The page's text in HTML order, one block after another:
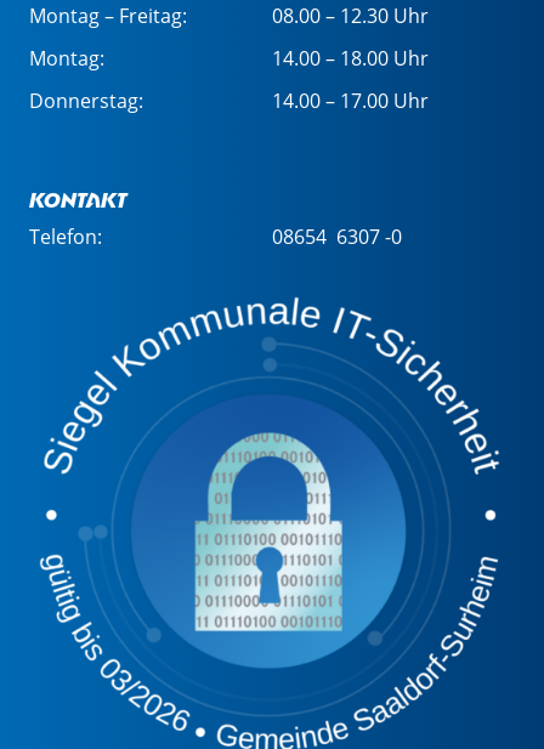
Montag – Freitag:
08.00 – 12.30 Uhr
Montag:
14.00 – 18.00 Uhr
Donnerstag:
14.00 – 17.00 Uhr
Kontakt
Telefon: 08654 6307 -0